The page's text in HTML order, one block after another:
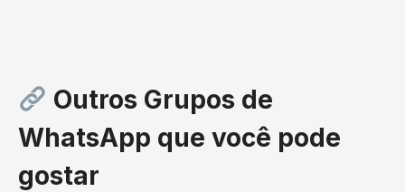
Outros Grupos de
WhatsApp que você pode
gostar